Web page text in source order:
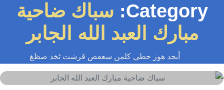
Category: سباك ضاحية
مبارك العبد الله الجابر
أبجد هوز حطي كلمن سعفص قرشت ثخذ ضظغ